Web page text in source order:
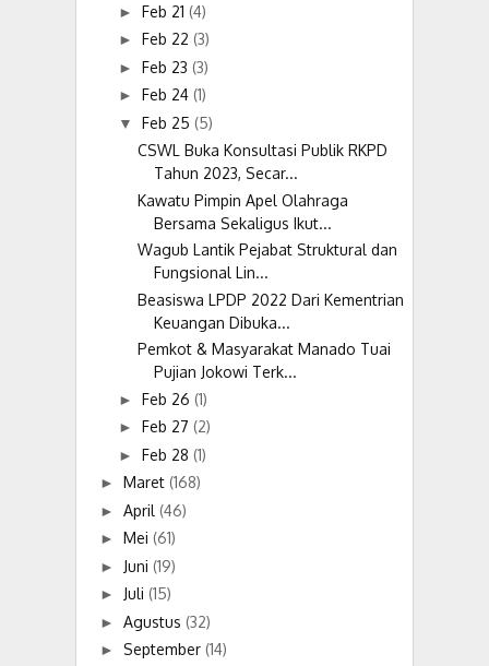
► Feb 21 (4)
► Feb 22 (3)
► Feb 23 (3)
► Feb 24 (1)
▼ Feb 25 (5)
CSWL Buka Konsultasi Publik RKPD
Tahun 2023, Secar...
Kawatu Pimpin Apel Olahraga
Bersama Sekaligus Ikut...
Wagub Lantik Pejabat Struktural dan
Fungsional Lin...
Beasiswa LPDP 2022 Dari Kementrian
Keuangan Dibuka...
Pemkot & Masyarakat Manado Tuai
Pujian Jokowi Terk...
► Feb 26 (1)
► Feb 27 (2)
► Feb 28 (1)
► Maret (168)
► April (46)
► Mei (61)
► Juni (19)
► Juli (15)
► Agustus (32)
► September (14)